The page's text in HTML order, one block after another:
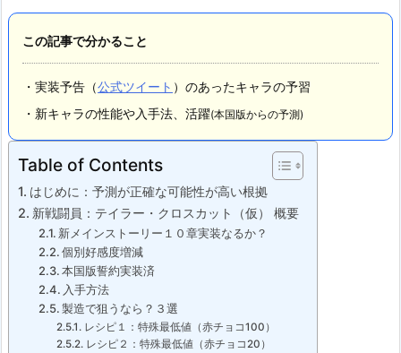
この記事で分かること
・実装予告（公式ツイート ）のあったキャラの予習
・新キャラの性能や入手法、活躍(本国版からの予測)
Table of Contents
はじめに：予測が正確な可能性が高い根拠
新戦闘員：テイラー・クロスカット（仮） 概要
新メインストーリー１０章実装なるか？
個別好感度増減
本国版誓約実装済
入手方法
製造で狙うなら？３選
レシピ１：特殊最低値（赤チョコ100）
レシピ２：特殊最低値（赤チョコ20）